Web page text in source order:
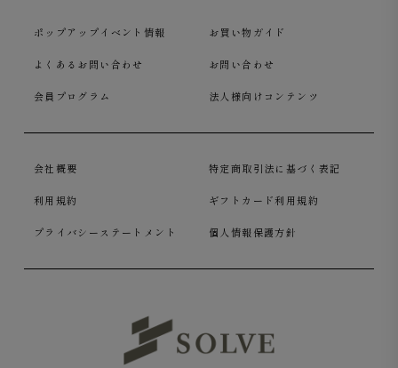
ポップアップイベント情報 お買い物ガイド
よくあるお問い合わせ お問い合わせ
会員プログラム 法人様向けコンテンツ
会社概要 特定商取引法に基づく表記
利用規約 ギフトカード利用規約
プライバシーステートメント 個人情報保護方針